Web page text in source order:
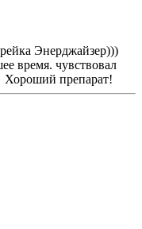
Энерджайзер)))
время. чувствовал
Хороший препарат!